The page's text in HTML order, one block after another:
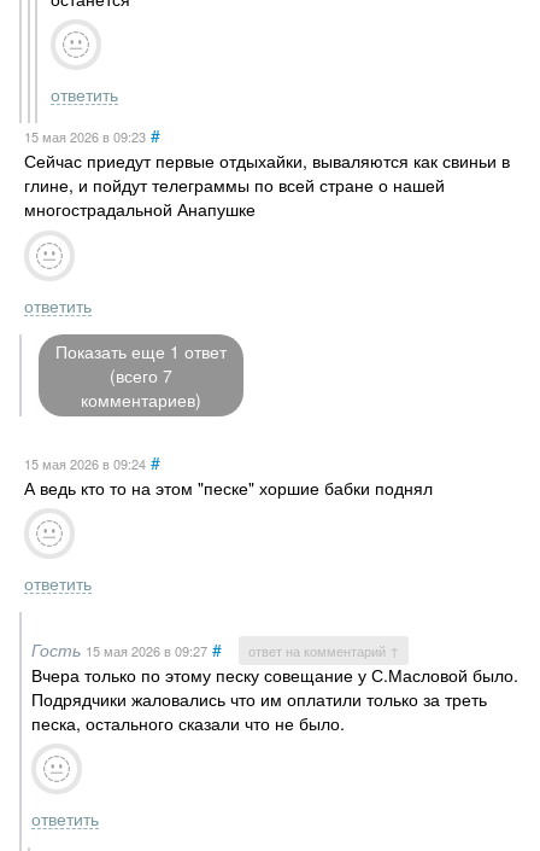
ответить
15 мая 2026в 09:23 #
Сейчас приедут первые отдыхайки, вываляются как свиньи в
глине, и пойдут телеграммы по всей стране о нашей
многострадальной Анапушке
ответить
Показать еще 1 ответ
(всего 7
комментариев)
15 мая 2026в 09:24 #
А ведь кто то на этом "песке" хоршие бабки поднял
ответить
Гость 15 мая 2026в 09:27 # ответ на комментарий ↑
Вчера только по этому песку совещание у С.Масловой было.
Подрядчики жаловались что им оплатили только за треть
песка, остального сказали что не было.
ответить